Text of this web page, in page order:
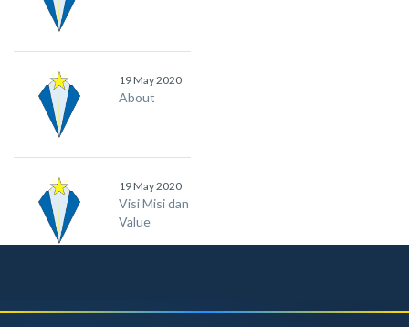
19 May 2020
About
19 May 2020
Visi Misi dan
Value